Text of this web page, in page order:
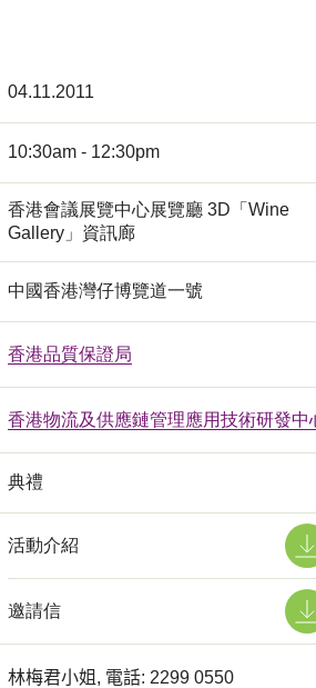
04.11.2011
10:30am - 12:30pm
香港會議展覽中心展覽廳 3D「Wine
Gallery」資訊廊
中國香港灣仔博覽道一號
香港品質保證局
香港物流及供應鏈管理應用技術研發中
典禮
活動介紹
邀請信
林梅君小姐, 電話: 2299 0550